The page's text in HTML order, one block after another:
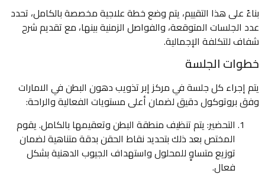
بناءً على هذا التقييم، يتم وضع خطة علاجية مخصصة بالكامل، تحدد
عدد الجلسات المتوقعة، والفواصل الزمنية بينها، مع تقديم شرح
شفاف للتكلفة الإجمالية.
خطوات الجلسة
يتم إجراء كل جلسة في مركز إبر تذويب دهون البطن في الامارات
وفق بروتوكول دقيق لضمان أعلى مستويات الفعالية والراحة:
التحضير: يتم تنظيف منطقة البطن وتعقيمها بالكامل. يقوم
المختص بعد ذلك بتحديد نقاط الحقن بدقة متناهية لضمان
توزيع متساوٍ للمحلول واستهداف الجيوب الدهنية بشكل
فعال.